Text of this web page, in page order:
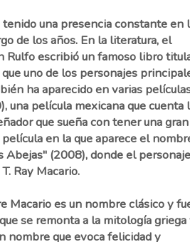
una presencia constante en
de los años. En la literatura, el
Rulfo escribió un famoso libro
uno de los personajes
ha aparecido en varias
una película mexicana que cuenta
que sueña con tener una gran
en la que aparece el
Abejas" (2008), donde el
Ray Macario.
Macario es un nombre clásico y
se remonta a la mitología griega
nombre que evoca felicidad y